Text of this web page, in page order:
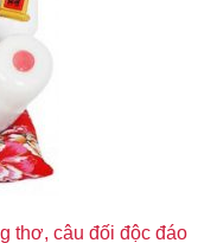
thơ, câu đối độc đáo